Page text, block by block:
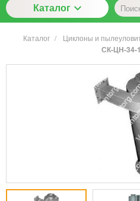
Каталог
Каталог Циклоны и
СК-ЦН-34-